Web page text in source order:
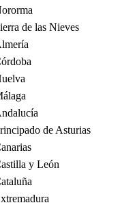
de las Nieves
de Asturias
y León